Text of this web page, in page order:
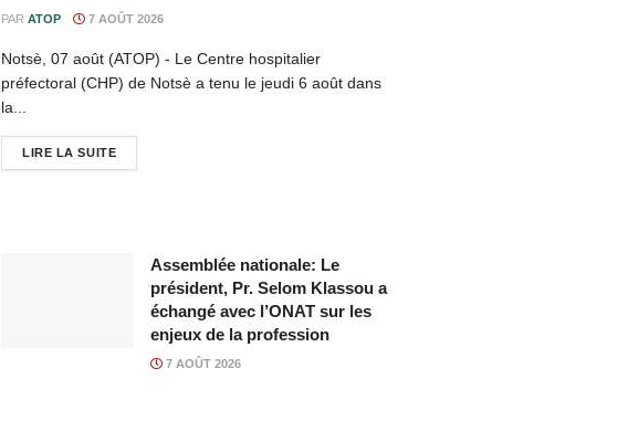
PAR ATOP 7 AOÛT 2026
Notsè, 07 août (ATOP) - Le Centre hospitalier
préfectoral (CHP) de Notsè a tenu le jeudi 6 août dans
la...
LIRE LA SUITE
Assemblée nationale: Le
président, Pr. Selom Klassou a
échangé avec l’ONAT sur les
enjeux de la profession
7 AOÛT 2026